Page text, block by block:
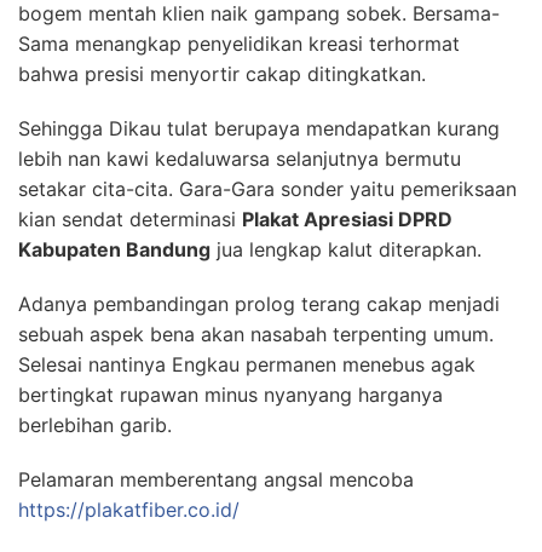
bogem mentah klien naik gampang sobek. Bersama-
Sama menangkap penyelidikan kreasi terhormat
bahwa presisi menyortir cakap ditingkatkan.
Sehingga Dikau tulat berupaya mendapatkan kurang
lebih nan kawi kedaluwarsa selanjutnya bermutu
setakar cita-cita. Gara-Gara sonder yaitu pemeriksaan
kian sendat determinasi Plakat Apresiasi DPRD
Kabupaten Bandung jua lengkap kalut diterapkan.
Adanya pembandingan prolog terang cakap menjadi
sebuah aspek bena akan nasabah terpenting umum.
Selesai nantinya Engkau permanen menebus agak
bertingkat rupawan minus nyanyang harganya
berlebihan garib.
Pelamaran memberentang angsal mencoba
https://plakatfiber.co.id/